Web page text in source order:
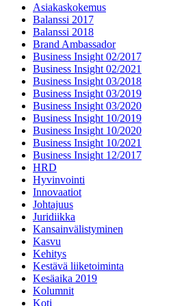
Asiakaskokemus
Balanssi 2017
Balanssi 2018
Brand Ambassador
Business Insight 02/2017
Business Insight 02/2021
Business Insight 03/2018
Business Insight 03/2019
Business Insight 03/2020
Business Insight 10/2019
Business Insight 10/2020
Business Insight 10/2021
Business Insight 12/2017
HRD
Hyvinvointi
Innovaatiot
Johtajuus
Juridiikka
Kansainvälistyminen
Kasvu
Kehitys
Kestävä liiketoiminta
Kesäaika 2019
Kolumnit
Koti